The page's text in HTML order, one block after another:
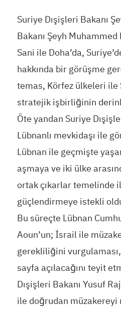
Suriye Dışişleri Bakanı
Bakanı Şeyh
Sani ile Doha’da,
hakkında bir görüşme
temas, Körfez ülkeleri ile
stratejik işbirliğinin
Öte yandan Suriye
Lübnanlı mevkidaşı ile
Lübnan ile geçmişte
aşmaya ve iki ülke
ortak çıkarlar temelinde
güçlendirmeye istekli
Bu süreçte Lübnan
Aoun’un; İsrail ile
gerekliliğini
sayfa açılacağını teyit
Dışişleri Bakanı Yusuf
ile doğrudan müzakereyi